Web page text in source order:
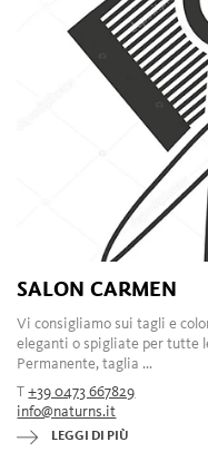
SALON CARMEN
Vi consigliamo sui tagli e
eleganti o spigliate per tutte
Permanente, taglia ...
T+39 0473 667829
info@naturns.it
LEGGI DI PIÙ